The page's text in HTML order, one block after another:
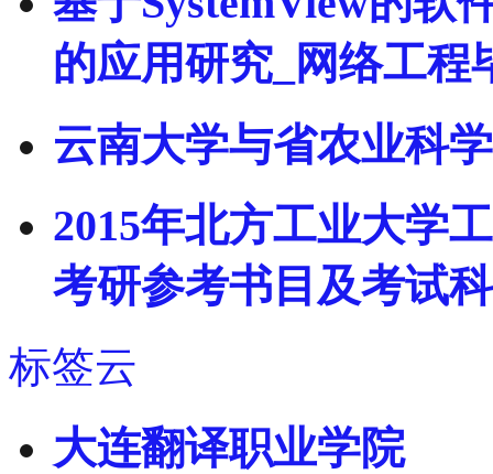
的应用研究_网络工程
云南大学与省农业科
2015年北方工业大学
考研参考书目及考试
标签云
大连翻译职业学院